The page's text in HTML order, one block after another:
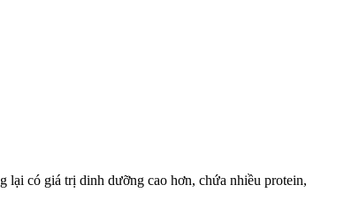
lại có giá trị dinh dưỡng cao hơn, chứa nhiều protein,